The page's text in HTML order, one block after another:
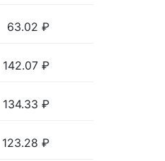
63.02 ₽
142.07 ₽
134.33 ₽
123.28 ₽